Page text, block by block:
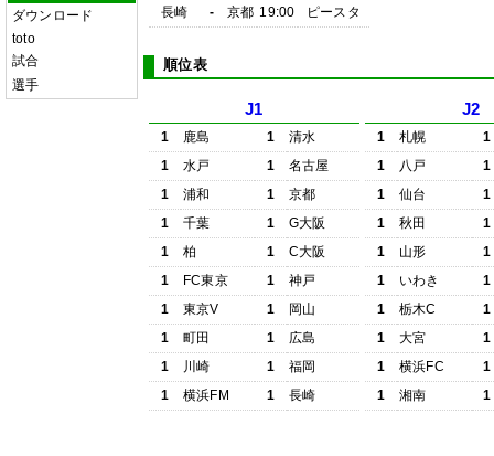
ダウンロード
toto
試合
選手
長崎
- 京都 19:00 ピースタ
順位表
J1
1 鹿島 1
清水
1
水戸 1
名古屋
1
浦和 1
京都
1
千葉 1
G大阪
1
柏 1
C大阪
1
FC東京 1
神戸
1
東京V 1
岡山
1
町田 1
広島
1
川崎 1
福岡
1
横浜FM 1 長崎
J2
1 札幌
1
1
八戸
1
1
仙台
1
1
秋田
1
1
山形
1
1
いわき
1
1
栃木C
1
1
大宮
1
1
横浜FC
1
1
湘南 1